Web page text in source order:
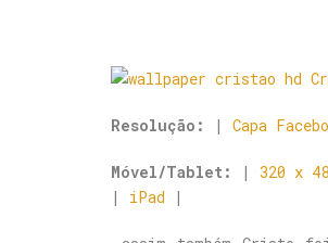
Resolução: | Capa
Móvel/Tablet: | 320 x
| iPad |